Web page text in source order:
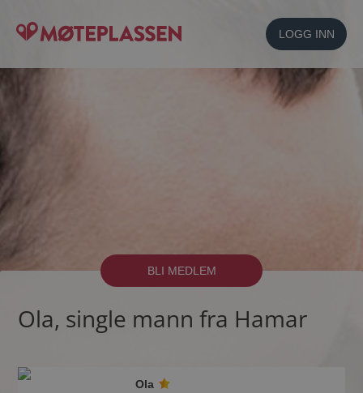
LOGG INN
BLI MEDLEM
Ola, single mann fra Hamar
Ola